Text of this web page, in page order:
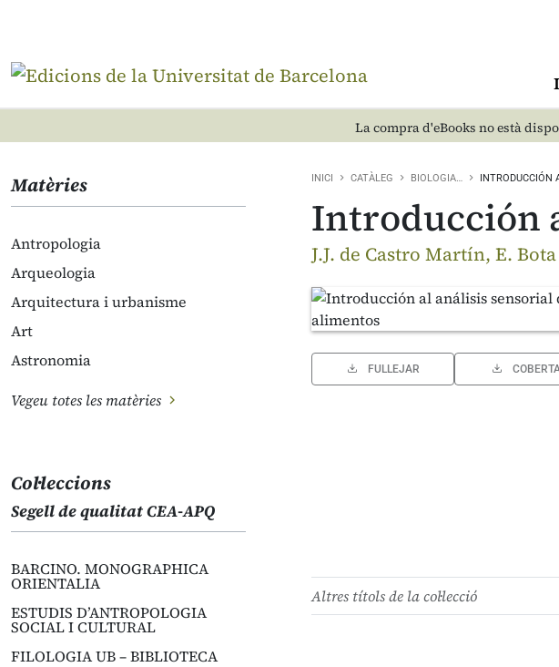
La compra d'eBooks no està
Matèries
Antropologia
Arqueologia
Arquitectura i urbanisme
Art
Astronomia
Vegeu totes les matèries
Col·leccions
Segell de qualitat CEA-APQ
BARCINO. MONOGRAPHICA
ORIENTALIA
ESTUDIS D’ANTROPOLOGIA
SOCIAL I CULTURAL
FILOLOGIA UB – BIBLIOTECA
INICI CATÀLEG BIOLOGIA… INTRODUCCIÓN
Introducción
J.J. de Castro Martín, E.
FULLEJAR
Altres títols de la col·lecció